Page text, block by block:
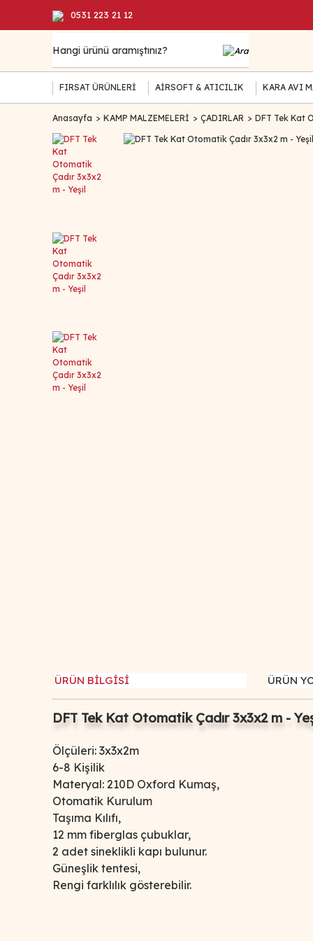
0531 223 21 12
FIRSAT ÜRÜNLERİ AİRSOFT & ATICILIK KARA AVI
Anasayfa KAMP MALZEMELERİ ÇADIRLAR DFT Tek Kat
ÜRÜN BİLGİSİ ÜRÜN
DFT Tek Kat Otomatik Çadır 3x3x2 m -
Ölçüleri: 3x3x2m
6-8 Kişilik
Materyal: 210D Oxford Kumaş,
Otomatik Kurulum
Taşıma Kılıfı,
12 mm fiberglas çubuklar,
2 adet sineklikli kapı bulunur.
Güneşlik tentesi,
Rengi farklılık gösterebilir.